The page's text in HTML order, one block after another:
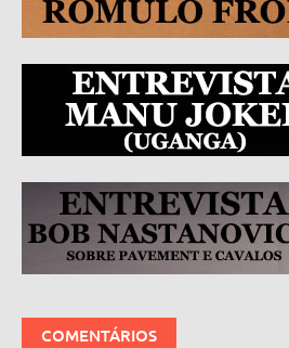
COMENTÁRIOS